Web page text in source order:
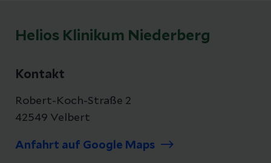
Helios Klinikum Niederberg
Kontakt
Robert-Koch-Straße 2
42549 Velbert
Anfahrt auf Google Maps